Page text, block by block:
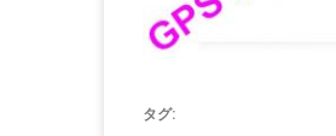
タグ: